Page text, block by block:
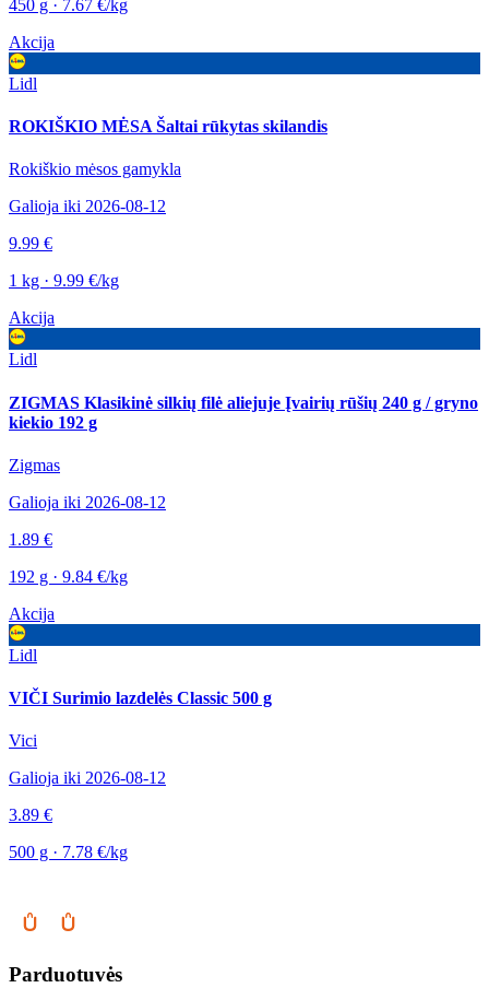
450 g · 7.67 €/kg
Akcija
Lidl
ROKIŠKIO MĖSA Šaltai rūkytas skilandis
Rokiškio mėsos gamykla
Galioja iki 2026-08-12
9.99 €
1 kg · 9.99 €/kg
Akcija
Lidl
ZIGMAS Klasikinė silkių filė aliejuje Įvairių rūšių 240 g / gryno
kiekio 192 g
Zigmas
Galioja iki 2026-08-12
1.89 €
192 g · 9.84 €/kg
Akcija
Lidl
VIČI Surimio lazdelės Classic 500 g
Vici
Galioja iki 2026-08-12
3.89 €
500 g · 7.78 €/kg
Parduotuvės